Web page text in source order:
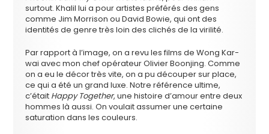
surtout. Khalil lui a pour artistes préférés des gens
comme Jim Morrison ou David Bowie, qui ont des
identités de genre très loin des clichés de la virilité.
Par rapport à l’image, on a revu les films de Wong Kar-
wai avec mon chef opérateur Olivier Boonjing. Comme
on a eu le décor très vite, on a pu découper sur place,
ce qui a été un grand luxe. Notre référence ultime,
c’était Happy Together, une histoire d’amour entre deux
hommes là aussi. On voulait assumer une certaine
saturation dans les couleurs.